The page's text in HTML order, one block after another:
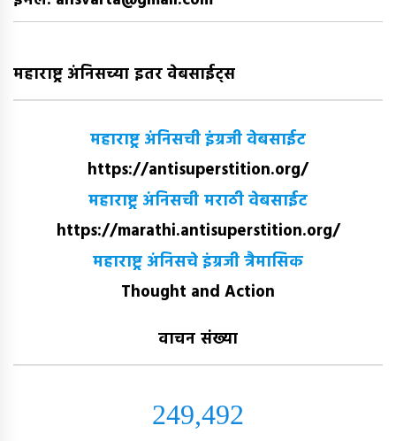
महाराष्ट्र अंनिसच्या इतर वेबसाईट्स
महाराष्ट्र अंनिसची इंग्रजी वेबसाईट
https://antisuperstition.org/
महाराष्ट्र अंनिसची मराठी वेबसाईट
https://marathi.antisuperstition.org/
महाराष्ट्र अंनिसचे इंग्रजी त्रैमासिक
Thought and Action
वाचन संख्या
249,492